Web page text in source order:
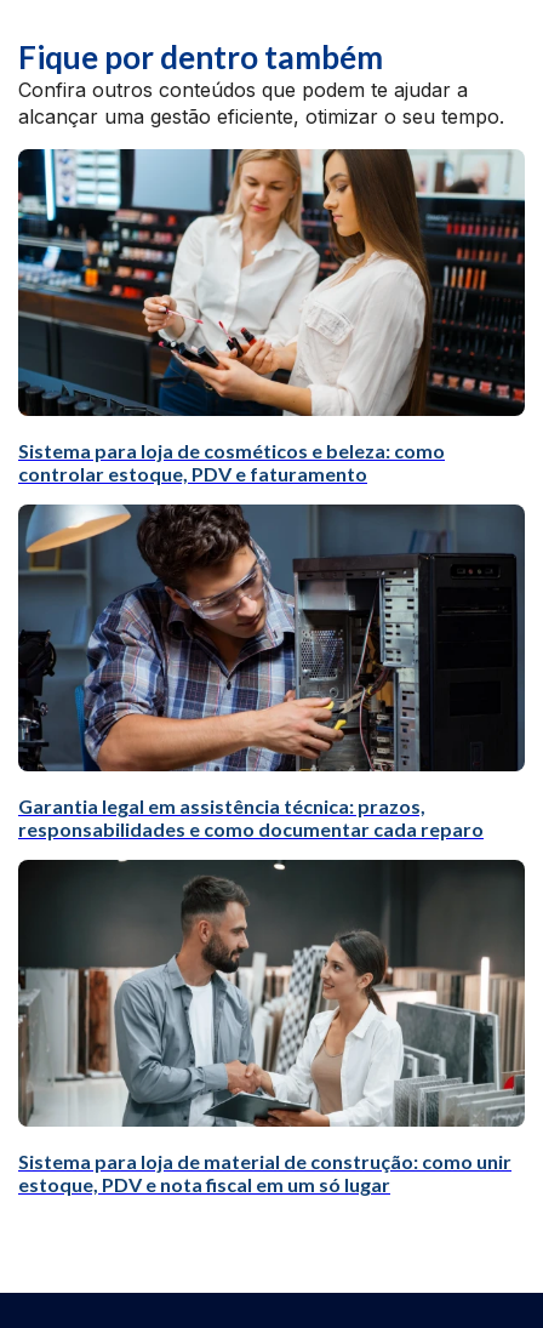
Fique por dentro também
Confira outros conteúdos que podem te ajudar a
alcançar uma gestão eficiente, otimizar o seu tempo.
Sistema para loja de cosméticos e beleza: como
controlar estoque, PDV e faturamento
Garantia legal em assistência técnica: prazos,
responsabilidades e como documentar cada reparo
Sistema para loja de material de construção: como unir
estoque, PDV e nota fiscal em um só lugar